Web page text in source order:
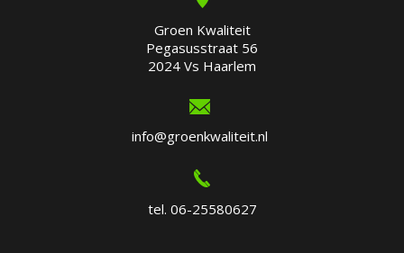
Groen Kwaliteit
Pegasusstraat 56
2024 Vs Haarlem
info@groenkwaliteit.nl
tel. 06-25580627